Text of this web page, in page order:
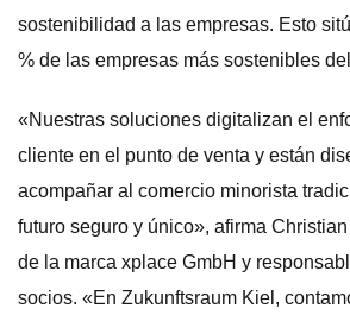
sostenibilidad a las empresas. Esto
% de las empresas más sostenibles
«Nuestras soluciones digitalizan el
cliente en el punto de venta y están
acompañar al comercio minorista
futuro seguro y único», afirma
de la marca xplace GmbH y
socios. «En Zukunftsraum Kiel,